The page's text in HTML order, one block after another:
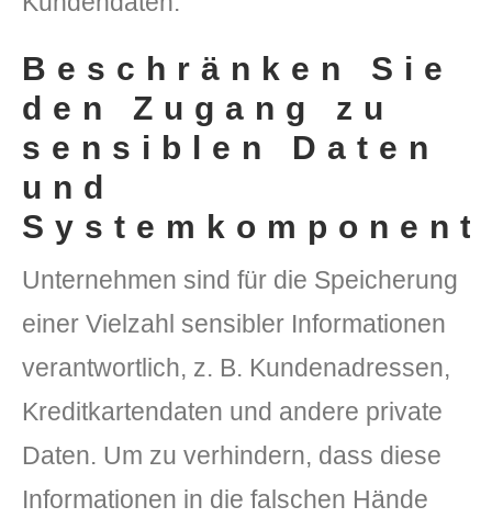
Beschränken Sie
den Zugang zu
sensiblen Daten
und
Unternehmen sind für die Speicherung
einer Vielzahl sensibler Informationen
verantwortlich, z. B. Kundenadressen,
Kreditkartendaten und andere private
Daten. Um zu verhindern, dass diese
Informationen in die falschen Hände